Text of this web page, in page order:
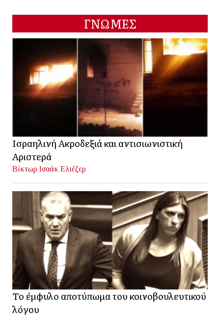
ΓΝΩΜΕΣ
Ισραηλινή Ακροδεξιά και αντισιωνιστική
Αριστερά
Βίκτωρ Ισαάκ Ελιέζερ
Το έμφυλο αποτύπωμα του κοινοβουλευτικού
λόγου